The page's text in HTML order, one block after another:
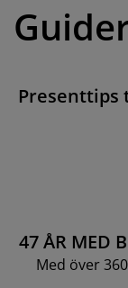
Presenttips
47 ÅR MED
Med över